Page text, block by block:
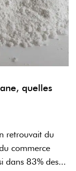
quelles
retrouvait du
commerce
dans 83% des...